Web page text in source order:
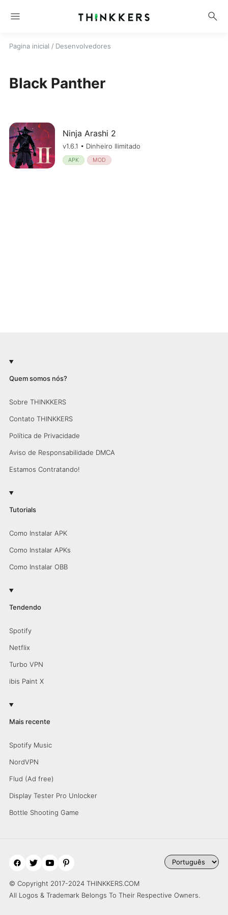
menu search
Pagina inicial / Desenvolvedores
Black Panther
Ninja Arashi 2
v1.6.1 • Dinheiro Ilimitado
APK MOD
Quem somos nós?
Sobre THINKKERS
Contato THINKKERS
Política de Privacidade
Aviso de Responsabilidade DMCA
Estamos Contratando!
Tutorials
Como Instalar APK
Como Instalar APKs
Como Instalar OBB
Tendendo
Spotify
Netflix
Turbo VPN
ibis Paint X
Mais recente
Spotify Music
NordVPN
Flud (Ad free)
Display Tester Pro Unlocker
Bottle Shooting Game
© Copyright 2017-2024 THINKKERS.COM
All Logos & Trademark Belongs To Their Respective Owners.